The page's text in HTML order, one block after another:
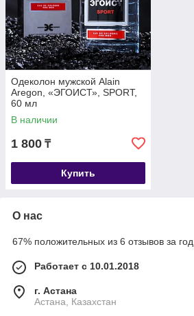
Одеколон мужской Alain
Aregon, «ЭГОИСТ», SPORT,
60 мл
В наличии
1 800 ₸
Купить
О нас
67% положительных из 6 отзывов за год
Работает с 10.01.2018
г. Астана
Астана, Казахстан